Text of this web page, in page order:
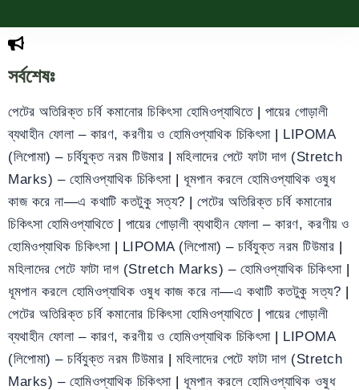
সর্বশেষঃ
পেটের অতিরিক্ত চর্বি কমানোর চিকিৎসা হোমিওপ্যাথিতে | পায়ের গোড়ালী
ব্যথাহীন ফোলা – কারণ, করণীয় ও হোমিওপ্যাথিক চিকিৎসা | LIPOMA
(লিপোমা) – চর্বিযুক্ত নরম টিউমার | মহিলাদের পেটে ফাটা দাগ (Stretch
Marks) – হোমিওপ্যাথিক চিকিৎসা | ধূমপান করলে হোমিওপ্যাথিক ওষুধ
কাজ করে না—এ কথাটি কতটুকু সত্য? | পেটের অতিরিক্ত চর্বি কমানোর
চিকিৎসা হোমিওপ্যাথিতে | পায়ের গোড়ালী ব্যথাহীন ফোলা – কারণ, করণীয় ও
হোমিওপ্যাথিক চিকিৎসা | LIPOMA (লিপোমা) – চর্বিযুক্ত নরম টিউমার |
মহিলাদের পেটে ফাটা দাগ (Stretch Marks) – হোমিওপ্যাথিক চিকিৎসা |
ধূমপান করলে হোমিওপ্যাথিক ওষুধ কাজ করে না—এ কথাটি কতটুকু সত্য? |
পেটের অতিরিক্ত চর্বি কমানোর চিকিৎসা হোমিওপ্যাথিতে | পায়ের গোড়ালী
ব্যথাহীন ফোলা – কারণ, করণীয় ও হোমিওপ্যাথিক চিকিৎসা | LIPOMA
(লিপোমা) – চর্বিযুক্ত নরম টিউমার | মহিলাদের পেটে ফাটা দাগ (Stretch
Marks) – হোমিওপ্যাথিক চিকিৎসা | ধূমপান করলে হোমিওপ্যাথিক ওষুধ